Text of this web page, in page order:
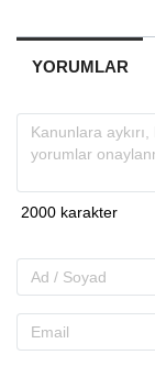
YORUMLAR